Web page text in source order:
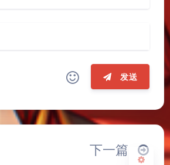
Sans Serif Serif
浅阴影 深阴影
关闭 日落 暗化 灰度
发送
ヾ(≧∇≦*)ゝ
(☆ω☆)
下一篇